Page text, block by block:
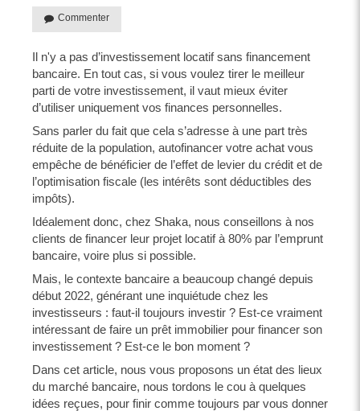
Commenter
Il n'y a pas d’investissement locatif sans financement
bancaire. En tout cas, si vous voulez tirer le meilleur
parti de votre investissement, il vaut mieux éviter
d’utiliser uniquement vos finances personnelles.
Sans parler du fait que cela s’adresse à une part très
réduite de la population, autofinancer votre achat vous
empêche de bénéficier de l’effet de levier du crédit et de
l’optimisation fiscale (les intérêts sont déductibles des
impôts).
Idéalement donc, chez Shaka, nous conseillons à nos
clients de financer leur projet locatif à 80% par l’emprunt
bancaire, voire plus si possible.
Mais, le contexte bancaire a beaucoup changé depuis
début 2022, générant une inquiétude chez les
investisseurs : faut-il toujours investir ? Est-ce vraiment
intéressant de faire un prêt immobilier pour financer son
investissement ? Est-ce le bon moment ?
Dans cet article, nous vous proposons un état des lieux
du marché bancaire, nous tordons le cou à quelques
idées reçues, pour finir comme toujours par vous donner